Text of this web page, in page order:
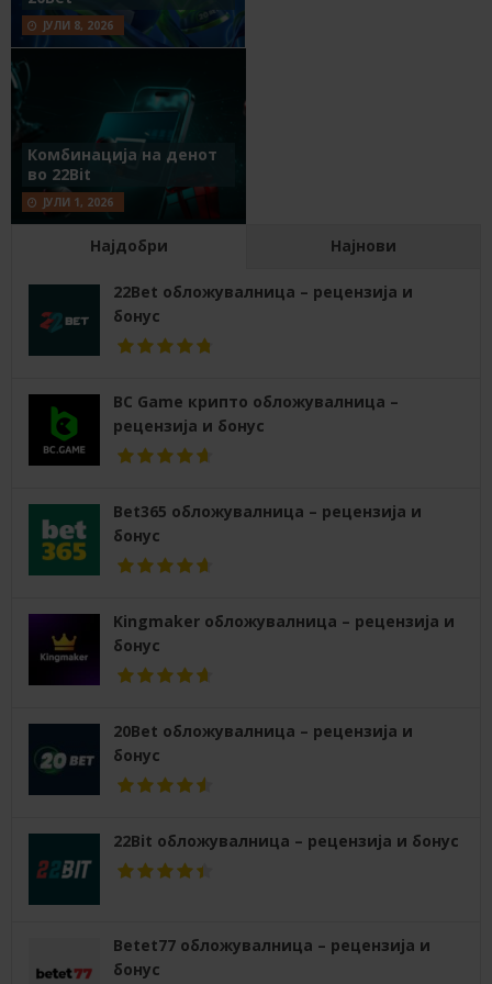
ЈУЛИ 8, 2026
Комбинација на денот
во 22Bit
ЈУЛИ 1, 2026
Најдобри Најнови
22Bet обложувалница – рецензија и
бонус
BC Game крипто обложувалница –
рецензија и бонус
Bet365 обложувалница – рецензија и
бонус
Kingmaker обложувалница – рецензија и
бонус
20Bet обложувалница – рецензија и
бонус
22Bit обложувалница – рецензија и бонус
Betet77 обложувалница – рецензија и
бонус